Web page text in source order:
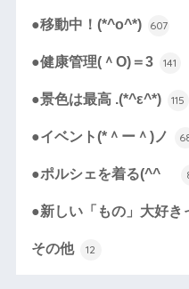
●移動中！(*^o^*) 607
●健康管理(＾O)＝3 141
●景色は最高 .(*^ε^*) 115
●イベント(*＾ー＾)ノ
●ポルシェを着る(^^ゞ
●新しい「もの」大好き
その他 12